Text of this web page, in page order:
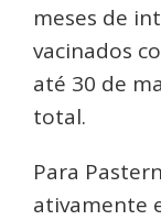
meses de
vacinados
até 30 de
total.
Para
ativamente